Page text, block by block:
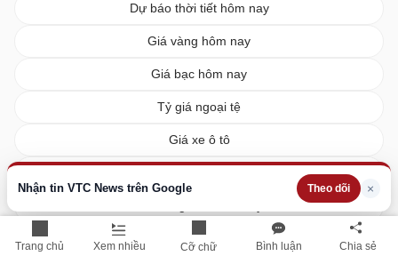
Trang chủ Xem nhiều Cỡ chữ Bình luận Chia sẻ
Nhận tin VTC News trên Google Theo dõi ×
Dự báo thời tiết hôm nay
Giá vàng hôm nay
Giá bạc hôm nay
Tỷ giá ngoại tệ
Giá xe ô tô
Giá tiêu hôm nay